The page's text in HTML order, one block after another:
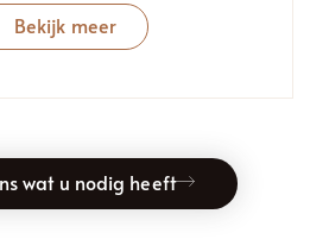
Bekijk meer
wat u nodig heeft